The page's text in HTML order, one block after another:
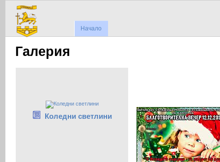
Начало
Галерия
Коледни светлини